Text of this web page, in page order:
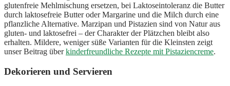
glutenfreie Mehlmischung ersetzen, bei Laktoseintoleranz die Butter
durch laktosefreie Butter oder Margarine und die Milch durch eine
pflanzliche Alternative. Marzipan und Pistazien sind von Natur aus
gluten- und laktosefrei – der Charakter der Plätzchen bleibt also
erhalten. Mildere, weniger süße Varianten für die Kleinsten zeigt
unser Beitrag überkinderfreundliche Rezepte mit Pistaziencreme.
Dekorieren und Servieren